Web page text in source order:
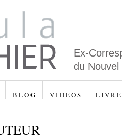
Ex-
du
B L O G V I D É O S L I V R E